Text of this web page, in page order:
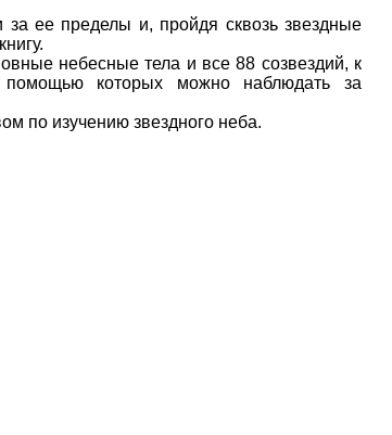
ее пределы и, пройдя сквозь звездные
небесные тела и все 88 созвездий, к
которых можно наблюдать за
по изучению звездного неба.